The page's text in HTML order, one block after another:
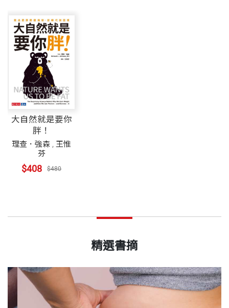
大自然就是要你
胖！
理查．強森 ,王惟
芬
$408 $480
精選書摘